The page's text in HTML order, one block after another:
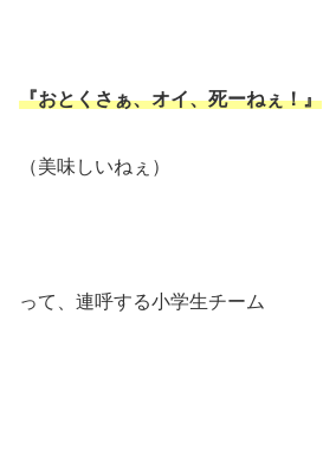
『おとくさぁ、オイ、死ーねぇ！』
（美味しいねぇ）
って、連呼する小学生チーム